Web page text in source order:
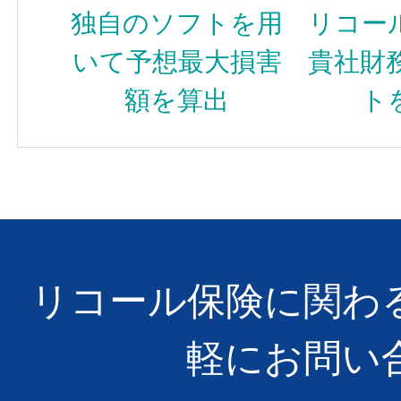
独自のソフトを用
いて予想最大損害
額を算出
リコー
貴社財
ト
リコール保険に関
軽にお問い